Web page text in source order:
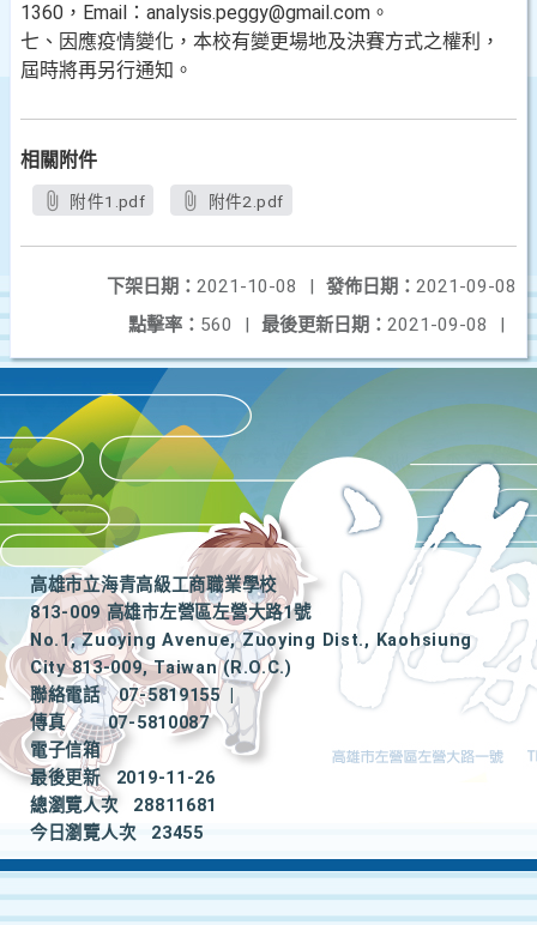
1360，Email：analysis.peggy@gmail.com。
七、因應疫情變化，本校有變更場地及決賽方式之權利，
屆時將再另行通知。
相關附件
附件1.pdf 附件2.pdf
發佈日期： 2021-09-08
下架日期： 2021-10-08
|
最後更新日期： 2021-09-08 |
點擊率： 560 |
高雄市立海青高級工商職業學校
813-009 高雄市左營區左營大路1號
No.1, Zuoying Avenue, Zuoying Dist., Kaohsiung
City 813-009, Taiwan (R.O.C.)
聯絡電話
07-5819155
|
傳真
07-5810087
電子信箱
最後更新
2019-11-26
總瀏覽人次
28811681
今日瀏覽人次
23455